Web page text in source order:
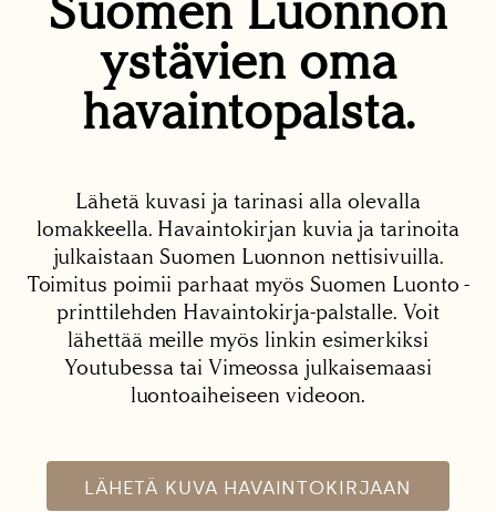
Suomen Luonnon
ystävien oma
havaintopalsta.
Lähetä kuvasi ja tarinasi alla olevalla
lomakkeella. Havaintokirjan kuvia ja tarinoita
julkaistaan Suomen Luonnon nettisivuilla.
Toimitus poimii parhaat myös Suomen Luonto -
printtilehden Havaintokirja-palstalle. Voit
lähettää meille myös linkin esimerkiksi
Youtubessa tai Vimeossa julkaisemaasi
luontoaiheiseen videoon.
LÄHETÄ KUVA HAVAINTOKIRJAAN